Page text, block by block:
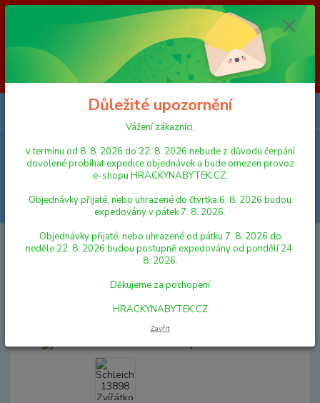
Vážení zákazníci, v termínu od 8. 8. 2026 do 23. 8. 2026 nebude z
důvodu čerpání dovolené probíhat expedice objednávek a bude omezen
provoz e-shopu HRACKYNABYTEK.CZ. Objednávky přijaté, nebo
uhrazené do čtvrtka 6. 8. 2026 budou expedovány v pátek 7. 8. 2026.
Objednávky přijaté, nebo uhrazené od pátku 7. 8. 2026 do neděle 23. 8.
2026 budou postupně expedovány od pondělí 24. 8. 2026. Děkujeme za
pochopení HRACKYNABYTEK.CZ
Menu
Hledat
FIGURKY A ZVÍŘÁTKA
Schleich 13898 Zvířátko - kobyla
Schwrzwaldská
Schleich 13898 Zvířátko - kobyla
Schwrzwaldská
Důležité upozornění
Vážení zákazníci,
v termínu od 8. 8. 2026 do 22. 8. 2026 nebude z důvodu čerpání
dovolené probíhat expedice objednávek a bude omezen provoz
e-shopu HRACKYNABYTEK.CZ.
Objednávky přijaté, nebo uhrazené do čtvrtka 6. 8. 2026 budou
expedovány v pátek 7. 8. 2026.
Objednávky přijaté, nebo uhrazené od pátku 7. 8. 2026 do
neděle 22. 8. 2026 budou postupně expedovány od pondělí 24.
8. 2026.
Děkujeme za pochopení
HRACKYNABYTEK.CZ
Zavřít